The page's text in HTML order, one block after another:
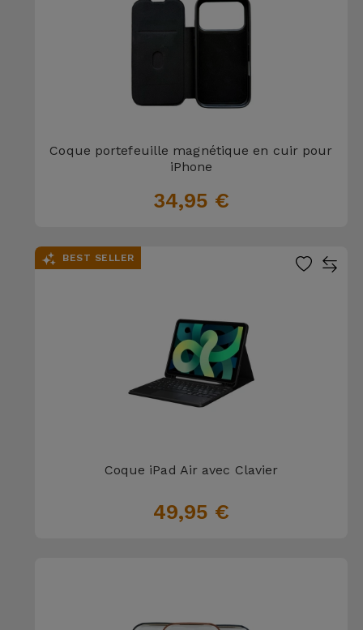
Coque portefeuille magnétique en cuir pour
iPhone
34,95 €
BEST SELLER
Coque iPad Air avec Clavier
49,95 €